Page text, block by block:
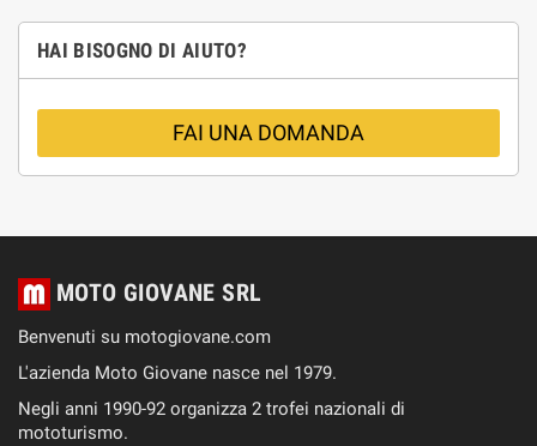
HAI BISOGNO DI AIUTO?
FAI UNA DOMANDA
MOTO GIOVANE SRL
Benvenuti su motogiovane.com
L'azienda Moto Giovane nasce nel 1979.
Negli anni 1990-92 organizza 2 trofei nazionali di
mototurismo.